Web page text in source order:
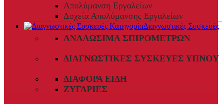
Απολύμανση Εργαλείων
Δοχεία Απολύμανσης Εργαλείων
Διαγνωστικές Συσκευές
ΑΝΑΛΏΣΙΜΑ ΣΠΙΡΟΜΈΤΡΩΝ
ΔΙΑΓΝΩΣΤΙΚΈΣ ΣΥΣΚΕΥΈΣ ΎΠΝΟΥ
ΔΙΆΦΟΡΑ ΕΊΔΗ
ΖΥΓΑΡΙΈΣ